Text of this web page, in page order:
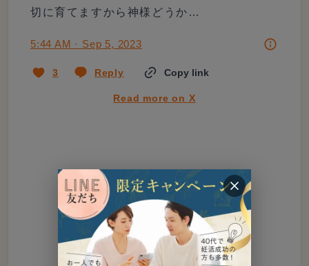
切に育てますから神様どうか…
5:44 AM · Sep 5, 2023
3 Reply Copy link
Read more on X
Tweet not found